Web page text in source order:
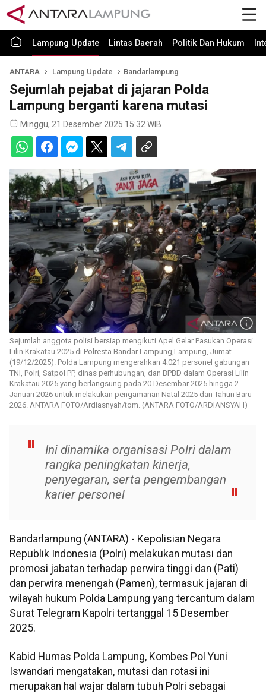
Lampung Update Lintas Daerah Politik Dan Hukum
ANTARA Lampung Update Bandarlampung
Sejumlah pejabat di jajaran Polda
Lampung berganti karena mutasi
Minggu, 21 Desember 2025 15:32 WIB
Sejumlah anggota polisi bersiap mengikuti Apel Gelar Pasukan Operasi
Lilin Krakatau 2025 di Polresta Bandar Lampung,Lampung, Jumat
(19/12/2025). Polda Lampung mengerahkan 4.021 personel gabungan
TNI, Polri, Satpol PP, dinas perhubungan, dan BPBD dalam Operasi Lilin
Krakatau 2025 yang berlangsung pada 20 Desembar 2025 hingga 2
Januari 2026 untuk melakukan pengamanan Natal 2025 dan Tahun Baru
2026. ANTARA FOTO/Ardiasnyah/tom. (ANTARA FOTO/ARDIANSYAH)
Ini dinamika organisasi Polri dalam
rangka peningkatan kinerja,
penyegaran, serta pengembangan
karier personel
Bandarlampung (ANTARA) - Kepolisian Negara
Republik Indonesia (Polri) melakukan mutasi dan
promosi jabatan terhadap perwira tinggi dan (Pati)
dan perwira menengah (Pamen), termasuk jajaran di
wilayah hukum Polda Lampung yang tercantum dalam
Surat Telegram Kapolri tertanggal 15 Desember
2025.
Kabid Humas Polda Lampung, Kombes Pol Yuni
Iswandari mengatakan, mutasi dan rotasi ini
merupakan hal wajar dalam tubuh Polri sebagai